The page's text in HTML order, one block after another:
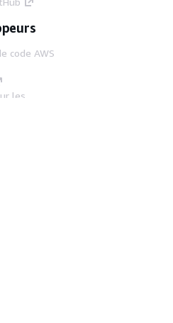
code AWS
les